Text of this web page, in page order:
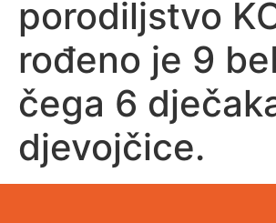
porodiljstvo
rođeno je 9
čega 6
djevojčice.